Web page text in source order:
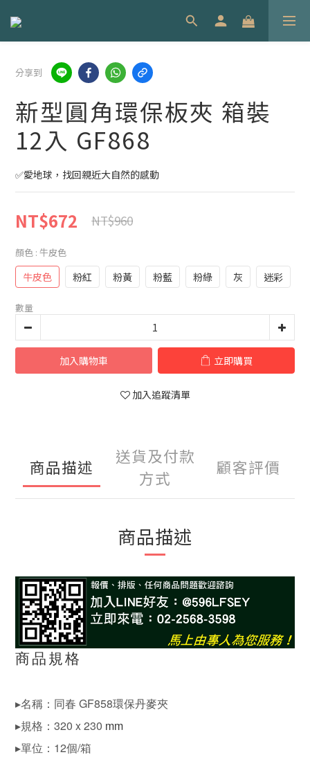
分享到
新型圓角環保板夾 箱裝
12入 GF868
✅愛地球，找回親近大自然的感動
NT$672 NT$960
顏色 : 牛皮色
牛皮色 粉紅 粉黃 粉藍 粉綠 灰 迷彩
數量
加入購物車 立即購買
加入追蹤清單
商品描述
送貨及付款
方式
顧客評價
商品描述
商品規格
▸名稱：同春 GF858環保丹麥夾
▸規格：320 x 230 mm
▸單位：12個/箱